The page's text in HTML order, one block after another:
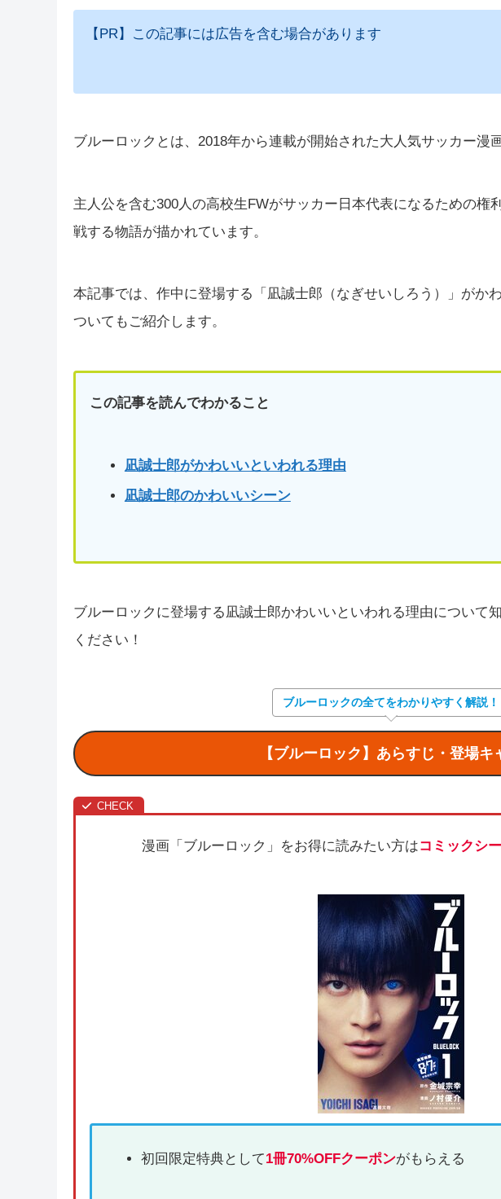
【PR】この記事には広告を含む場合があります
ブルーロックとは、2018年から連載が開始された大人気サッカー漫画
主人公を含む300人の高校生FWがサッカー日本代表になるための権
戦する物語が描かれています。
本記事では、作中に登場する「凪誠士郎（なぎせいしろう）」がか
ついてもご紹介します。
この記事を読んでわかること
凪誠士郎がかわいいといわれる理由
凪誠士郎のかわいいシーン
ブルーロックに登場する凪誠士郎かわいいといわれる理由について
ください！
ブルーロックの全てをわかりやすく解説！
【ブルーロック】あらすじ・登場キ
漫画「ブルーロック」をお得に読みたい方はコミックシ
初回限定特典として1冊70%OFFクーポンがもらえる